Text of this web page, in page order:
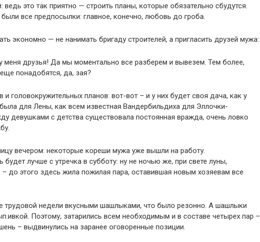
ведь это так приятно — строить планы, которые обязательно сбудутся.
все предпосылки: главное, конечно, любовь до гроба.
экономно — не нанимать бригаду строителей, а пригласить друзей мужа:
меня друзья! Да мы моментально все разберем и вывезем. Тем более,
понадобятся, да, зая?
головокружительных планов: вот-вот – и у них будет своя дача, как у
для Лены, как всем известная Вандербильдиха для Эллочки-
девушками с детства существовала постоянная вражда, очень ловко
вечером: некоторые кореши мужа уже вышли на работу.
будет лучше с утречка в субботу: ну не ночью же, при свете луны,
– до этого здесь жила пожилая пара, оставившая новым хозяевам все
трудовой недели вкусными шашлыками, что было резонно. А шашлыки
Поэтому, затарились всем необходимым и в составе четырех пар –
– выдвинулись на заранее оговоренные позиции.